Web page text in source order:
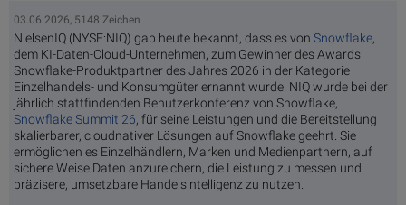
03.06.2026, 5148 Zeichen
NielsenIQ (NYSE:NIQ) gab heute bekannt, dass es von Snowflake,
dem KI-Daten-Cloud-Unternehmen, zum Gewinner des Awards
Snowflake-Produktpartner des Jahres 2026 in der Kategorie
Einzelhandels- und Konsumgüter ernannt wurde. NIQ wurde bei der
jährlich stattfindenden Benutzerkonferenz von Snowflake,
Snowflake Summit 26, für seine Leistungen und die Bereitstellung
skalierbarer, cloudnativer Lösungen auf Snowflake geehrt. Sie
ermöglichen es Einzelhändlern, Marken und Medienpartnern, auf
sichere Weise Daten anzureichern, die Leistung zu messen und
präzisere, umsetzbare Handelsintelligenz zu nutzen.